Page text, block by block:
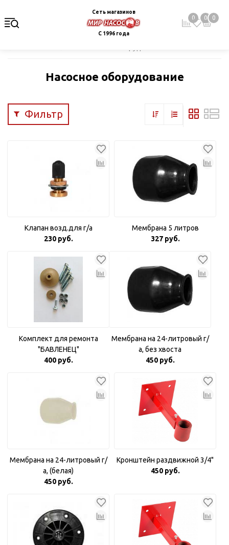
Сеть магазинов
С 1996 года
0 0 0
Насосное оборудование
Фильтр
Клапан возд.для г/а
230 руб.
Мембрана 5 литров
327 руб.
Комплект для ремонта
"БАВЛЕНЕЦ"
400 руб.
Мембрана на 24-литровый г/
а, без хвоста
450 руб.
Мембрана на 24-литровый г/
а, (белая)
450 руб.
Кронштейн раздвижной 3/4"
450 руб.